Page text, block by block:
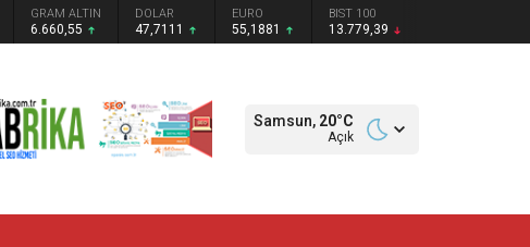
GRAM ALTIN
6.660,55
DOLAR
47,7111
EURO
55,1881
BIST 100
13.779,39
Samsun, 20°C
Açık